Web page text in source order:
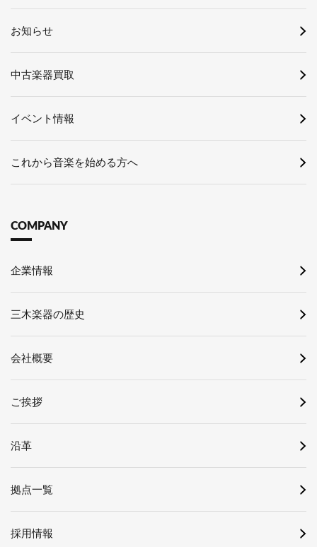
お知らせ
中古楽器買取
イベント情報
これから音楽を始める方へ
COMPANY
企業情報
三木楽器の歴史
会社概要
ご挨拶
沿革
拠点一覧
採用情報